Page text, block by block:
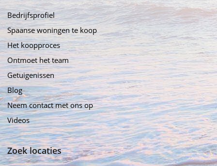
Bedrijfsprofiel
Spaanse woningen te koop
Het koopproces
Ontmoet het team
Getuigenissen
Blog
Neem contact met ons op
Videos
Zoek locaties